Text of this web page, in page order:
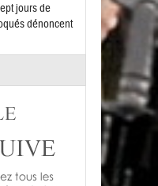
jours de
dénoncent